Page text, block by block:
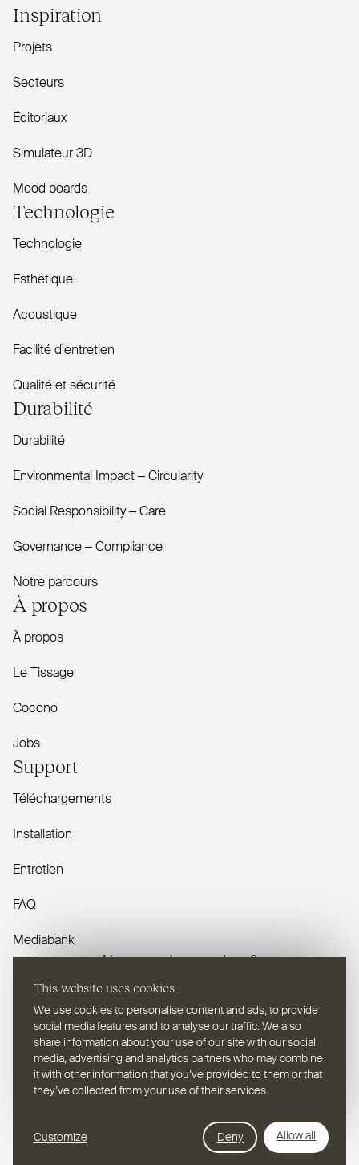
This website uses cookies
We use cookies to personalise content and ads, to provide
social media features and to analyse our traffic. We also
share information about your use of our site with our social
media, advertising and analytics partners who may combine
it with other information that you’ve provided to them or that
they’ve collected from your use of their services.
Customize Deny Allow all
Inspiration
Projets
Secteurs
Éditoriaux
Simulateur 3D
Mood boards
Technologie
Technologie
Esthétique
Acoustique
Facilité d'entretien
Qualité et sécurité
Durabilité
Durabilité
Envi­ronmental Impact – Cir­cularity
Social Responsibility – Care
Governance – Com­pliance
Notre parcours
À propos
À propos
Le Tissage
Cocono
Jobs
Support
Téléchargements
Installation
Entretien
FAQ
Mediabank
Vous avez des questions ?
© 20262TEC2, Tous droits réservés Politique de confidentialité Cookies
Sélectionnez une langue